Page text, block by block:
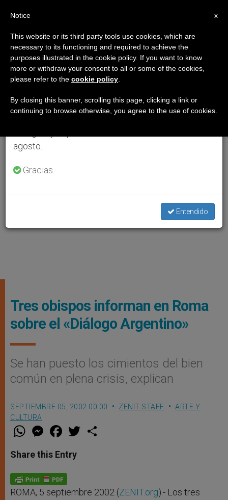
Tres obispos informan en Roma
sobre el «Diálogo Argentino»
Se han puesto los cimientos del bien
común en plena crisis, explican
SEPTIEMBRE 05, 2002 00:00 ZENIT STAFF
ARTE Y
CULTURA
W
t
s
p
p
M
e
s
e
g
e
r
F
a
e
b
o
k
w
Share this Entry
ROMA, 5 septiembre 2002 (ZENIT.org).- Los tres
×
Aviso importante
Del 27 de julio al 7 de agosto haremos la pausa
anual, aprovechando que en el periodo de verano
se generan menos informaciones y también el
agosto.
Gracias.
Entendido
x
Notice
This website or its third party tools use cookies, which are
necessary to its functioning and required to achieve the
purposes illustrated in the cookie policy. If you want to know
more or withdraw your consent to all or some of the cookies,
please refer to the cookie policy
By closing this banner, scrolling this page, clicking a link or
continuing to browse otherwise, you agree to the use of cookies.